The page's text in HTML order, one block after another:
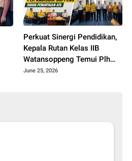
Perkuat Sinergi Pendidikan,
Kepala Rutan Kelas IIB
Watansoppeng Temui Plh
Kadisdik Soppeng Bahas
June 25, 2026